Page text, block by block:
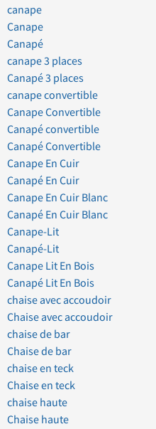
canape
Canape
Canapé
canape 3 places
Canapé 3 places
canape convertible
Canape Convertible
Canapé convertible
Canapé Convertible
Canape En Cuir
Canapé En Cuir
Canape En Cuir Blanc
Canapé En Cuir Blanc
Canape-Lit
Canapé-Lit
Canape Lit En Bois
Canapé Lit En Bois
chaise avec accoudoir
Chaise avec accoudoir
chaise de bar
Chaise de bar
chaise en teck
Chaise en teck
chaise haute
Chaise haute